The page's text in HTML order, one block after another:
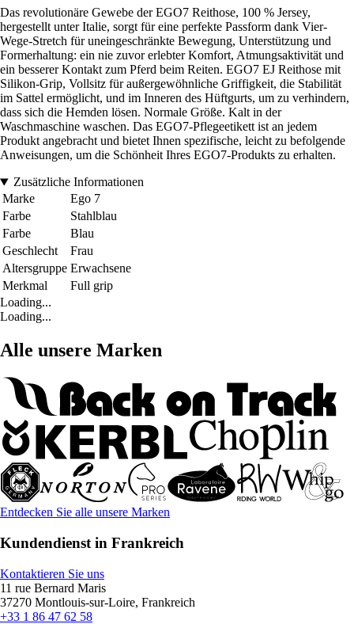
Das revolutionäre Gewebe der EGO7 Reithose, 100 % Jersey,
hergestellt unter Italie, sorgt für eine perfekte Passform dank Vier-
Wege-Stretch für uneingeschränkte Bewegung, Unterstützung und
Formerhaltung: ein nie zuvor erlebter Komfort, Atmungsaktivität und
ein besserer Kontakt zum Pferd beim Reiten. EGO7 EJ Reithose mit
Silikon-Grip, Vollsitz für außergewöhnliche Griffigkeit, die Stabilität
im Sattel ermöglicht, und im Inneren des Hüftgurts, um zu verhindern,
dass sich die Hemden lösen. Normale Größe. Kalt in der
Waschmaschine waschen. Das EGO7-Pflegeetikett ist an jedem
Produkt angebracht und bietet Ihnen spezifische, leicht zu befolgende
Anweisungen, um die Schönheit Ihres EGO7-Produkts zu erhalten.
Zusätzliche Informationen
Marke
Ego 7
Farbe
Stahlblau
Farbe
Blau
Geschlecht
Frau
Altersgruppe Erwachsene
Merkmal
Full grip
Loading...
Loading...
Alle unsere Marken
Entdecken Sie alle unsere Marken
Kundendienst in Frankreich
Kontaktieren Sie uns
11 rue Bernard Maris
37270 Montlouis-sur-Loire, Frankreich
+33 1 86 47 62 58